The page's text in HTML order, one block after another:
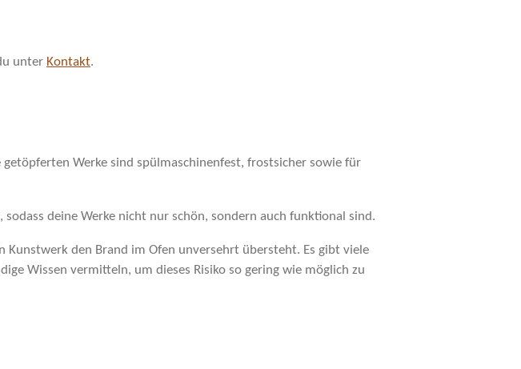
unter Kontakt.
Werke sind spülmaschinenfest, frostsicher sowie für
deine Werke nicht nur schön, sondern auch funktional sind.
Kunstwerk den Brand im Ofen unversehrt übersteht. Es gibt viele
Wissen vermitteln, um dieses Risiko so gering wie möglich zu